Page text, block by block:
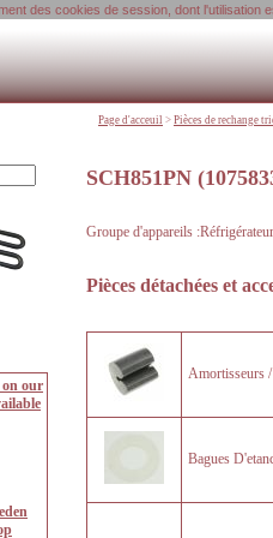
des cookies de session, dont l'utilisation
SCH851PN
Groupe d'appareils
Pièces détachées et
Amortisseurs
Bagues
Page d'acceuil > Pièces de rechange